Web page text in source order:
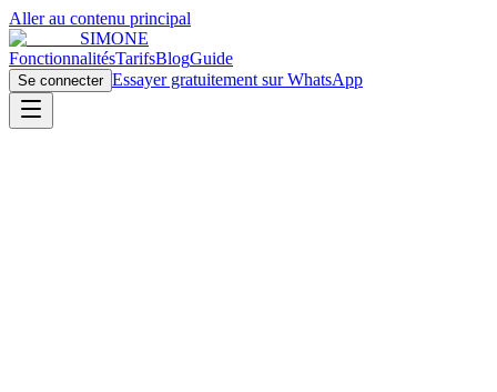
Aller au contenu principal
SIMONE
FonctionnalitésTarifsBlogGuide
Se connecter Essayer gratuitement sur WhatsApp